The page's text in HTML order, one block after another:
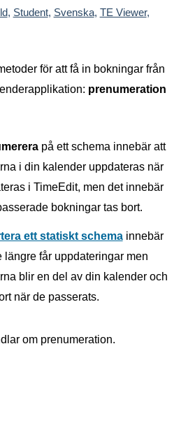
, Student, Svenska, TE Viewer,
för att få in bokningar från
prenumeration
på ett schema innebär att
i din kalender uppdateras när
i TimeEdit, men det innebär
bokningar tas bort.
ett statiskt schemainnebär
längre får uppdateringar men
blir en del av din kalender och
när de passerats.
om prenumeration.